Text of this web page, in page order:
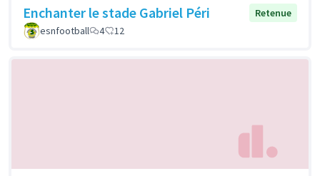
Enchanter le stade Gabriel Péri
Retenue
esnfootball
4 12